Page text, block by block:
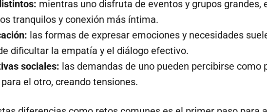
mientras uno disfruta de eventos y grupos grandes,
tranquilos y conexión más íntima.
las formas de expresar emociones y necesidades
dificultar la empatía y el diálogo efectivo.
sociales: las demandas de uno pueden percibirse como
el otro, creando tensiones.